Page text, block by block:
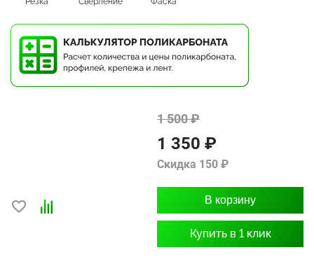
1 500 ₽
1 350 ₽
Скидка 150 ₽
В корзину
Купить в 1 клик